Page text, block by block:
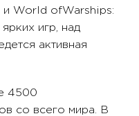
World ofWarships:
игр, над
активная
4500
со всего мира. В